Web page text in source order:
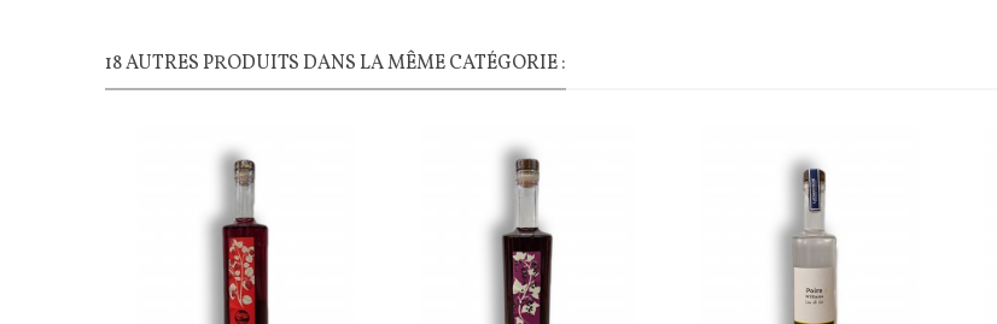
18 AUTRES PRODUITS DANS LA MÊME CATÉGORIE :